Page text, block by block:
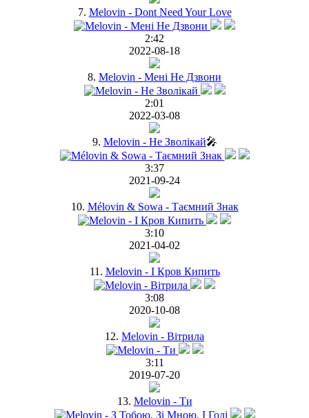
7. Melovin - Dont Need Your Love
2:42
2022-08-18
8. Melovin - Мені Не Дзвони
2:01
2022-03-08
9. Melovin - Не Зволікай🎤
3:37
2021-09-24
10. Mélovin & Sowa - Таємний Знак
3:10
2021-04-02
11. Melovin - І Кров Кипить
3:08
2020-10-08
12. Melovin - Вітрила
3:11
2019-07-20
13. Melovin - Ти